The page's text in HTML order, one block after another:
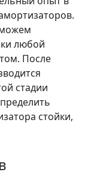
любой
После
стадии
стойки,